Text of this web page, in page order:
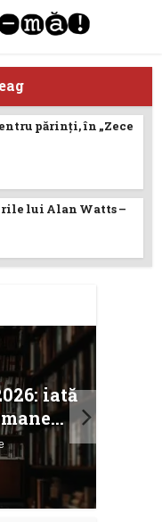
părinți, în „Zece
lui Alan Watts –
iată